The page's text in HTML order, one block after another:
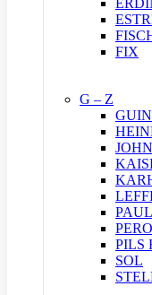
FIX
G – Z
PILS
SOL